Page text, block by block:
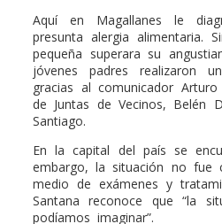
Aquí en Magallanes le
presunta alergia alimentaria.
pequeña superara su
jóvenes padres realizaron
gracias al comunicador
de Juntas de Vecinos, Belén
Santiago.
En la capital del país se
embargo, la situación no fue
medio de exámenes y
Santana reconoce que “la
podíamos imaginar”.